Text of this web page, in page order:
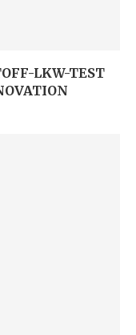
LKW-TEST